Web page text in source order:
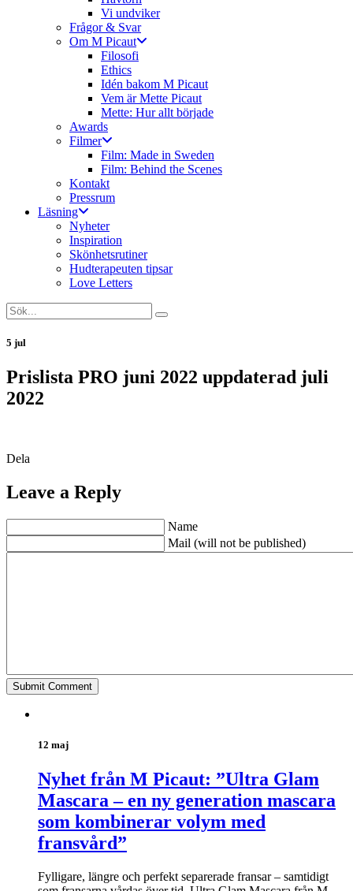
Vi undviker
Frågor & Svar
Om M Picaut
Filosofi
Ethics
Idén bakom M Picaut
Vem är Mette Picaut
Mette: Hur allt började
Awards
Filmer
Film: Made in Sweden
Film: Behind the Scenes
Kontakt
Pressrum
Läsning
Nyheter
Inspiration
Skönhetsrutiner
Hudterapeuten tipsar
Love Letters
5 jul
Prislista PRO juni 2022 uppdaterad juli
2022
Dela
Leave a Reply
Name
Mail (will not be published)
12 maj
Nyhet från M Picaut: ”Ultra Glam
Mascara – en ny generation mascara
som kombinerar volym med
fransvård”
Fylligare, längre och perfekt separerade fransar – samtidigt